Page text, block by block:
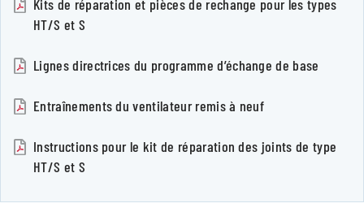
Kits de réparation et pièces de rechange pour les types
HT/S et S
Lignes directrices du programme d’échange de base
Entraînements du ventilateur remis à neuf
Instructions pour le kit de réparation des joints de type
HT/S et S